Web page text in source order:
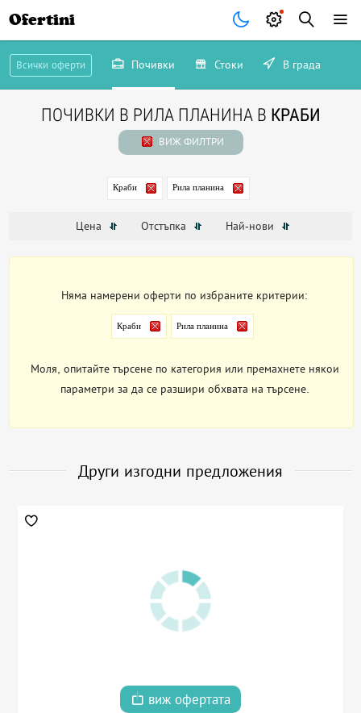
Ofertini
Всички оферти Почивки Стоки В града
ПОЧИВКИ В РИЛА ПЛАНИНА В КРАБИ
ВИЖ ФИЛТРИ
Краби Рила планина
Цена Отстъпка Най-нови
Няма намерени оферти по избраните критерии:
Краби Рила планина
Моля, опитайте търсене по категория или премахнете някои
параметри за да се разшири обхвата на търсене.
Други изгодни предложения
виж офертата